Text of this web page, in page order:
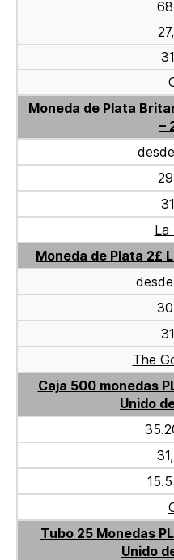
Moneda de Plata
–
La
Moneda de Plata 2£
The
Caja 500 monedas
Unido
Tubo 25 Monedas
Unido